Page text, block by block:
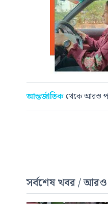
আন্তর্জাতিক থেকে আরও
সর্বশেষ খবর /